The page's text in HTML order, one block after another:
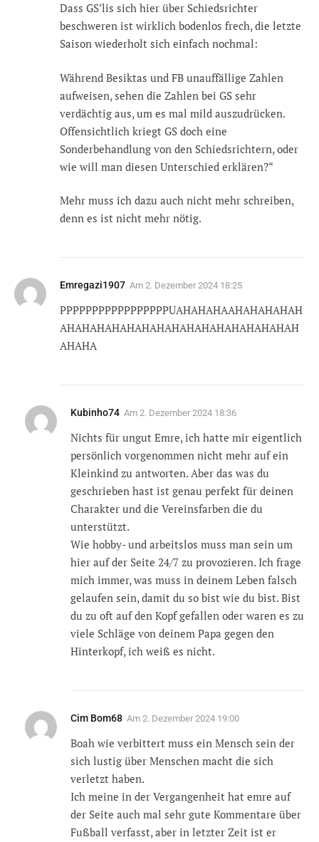
Dass GS‘lis sich hier über Schiedsrichter
beschweren ist wirklich bodenlos frech, die letzte
Saison wiederholt sich einfach nochmal:
Während Besiktas und FB unauffällige Zahlen
aufweisen, sehen die Zahlen bei GS sehr
verdächtig aus, um es mal mild auszudrücken.
Offensichtlich kriegt GS doch eine
Sonderbehandlung von den Schiedsrichtern, oder
wie will man diesen Unterschied erklären?“
Mehr muss ich dazu auch nicht mehr schreiben,
denn es ist nicht mehr nötig.
Emregazi1907 Am 2. Dezember 2024 18:25
PPPPPPPPPPPPPPPPPUAHAHAHAAHAHAHAHAH
AHAHAHAHAHAHAHAHAHAHAHAHAHAHAHAH
AHAHA
Kubinho74 Am 2. Dezember 2024 18:36
Nichts für ungut Emre, ich hatte mir eigentlich
persönlich vorgenommen nicht mehr auf ein
Kleinkind zu antworten. Aber das was du
geschrieben hast ist genau perfekt für deinen
Charakter und die Vereinsfarben die du
unterstützt.
Wie hobby- und arbeitslos muss man sein um
hier auf der Seite 24/7 zu provozieren. Ich frage
mich immer, was muss in deinem Leben falsch
gelaufen sein, damit du so bist wie du bist. Bist
du zu oft auf den Kopf gefallen oder waren es zu
viele Schläge von deinem Papa gegen den
Hinterkopf, ich weiß es nicht.
Cim Bom68 Am 2. Dezember 2024 19:00
Boah wie verbittert muss ein Mensch sein der
sich lustig über Menschen macht die sich
verletzt haben.
Ich meine in der Vergangenheit hat emre auf
der Seite auch mal sehr gute Kommentare über
Fußball verfasst, aber in letzter Zeit ist er